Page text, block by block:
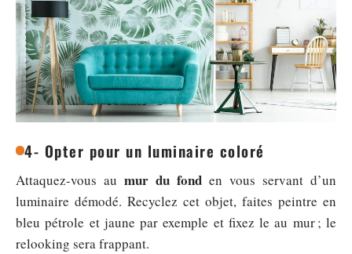
4- Opter pour un luminaire coloré
Attaquez-vous au mur du fond en vous servant d’un
luminaire démodé. Recyclez cet objet, faites peintre en
bleu pétrole et jaune par exemple et fixez le au mur ; le
relooking sera frappant.